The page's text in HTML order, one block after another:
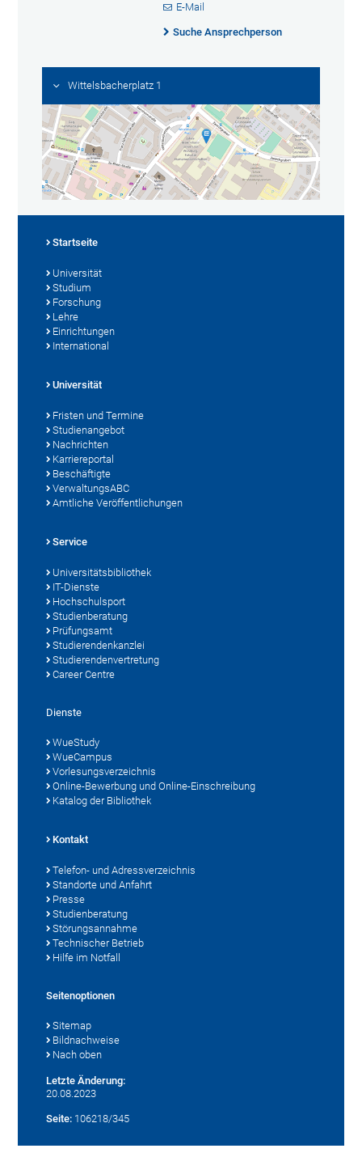
E-Mail
Suche Ansprechperson
Wittelsbacherplatz 1
Startseite
Universität
Studium
Forschung
Lehre
Einrichtungen
International
Universität
Fristen und Termine
Studienangebot
Nachrichten
Karriereportal
Beschäftigte
VerwaltungsABC
Amtliche Veröffentlichungen
Service
Universitätsbibliothek
IT-Dienste
Hochschulsport
Studienberatung
Prüfungsamt
Studierendenkanzlei
Studierendenvertretung
Career Centre
Dienste
WueStudy
WueCampus
Vorlesungsverzeichnis
Online-Bewerbung und Online-Einschreibung
Katalog der Bibliothek
Kontakt
Telefon- und Adressverzeichnis
Standorte und Anfahrt
Presse
Studienberatung
Störungsannahme
Technischer Betrieb
Hilfe im Notfall
Seitenoptionen
Sitemap
Bildnachweise
Nach oben
Letzte Änderung:
20.08.2023
Seite: 106218/345